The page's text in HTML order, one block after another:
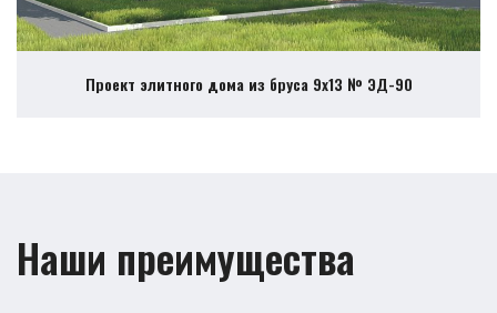
Проект элитного дома из бруса 9х13 № ЭД-90
Наши преимущества